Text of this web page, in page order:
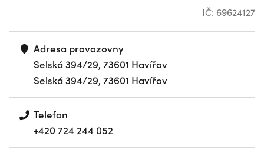
IČ: 69624127
Adresa provozovny
Selská 394/29, 73601 Havířov
Selská 394/29, 73601 Havířov
Telefon
+420 724 244 052